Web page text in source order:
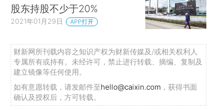
股东持股不少于20%
2021年01月29日 APP打开
财新网所刊载内容之知识产权为财新传媒及/或相关权利人
专属所有或持有。未经许可，禁止进行转载、摘编、复制及
建立镜像等任何使用。
如有意愿转载，请发邮件至hello@caixin.com ，获得书面
确认及授权后，方可转载。